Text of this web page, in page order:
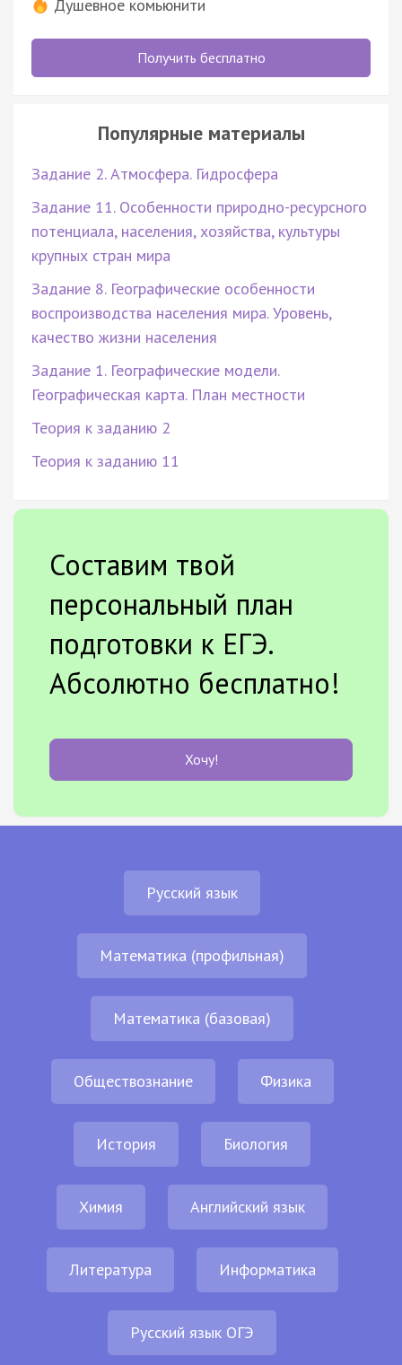
Душевное комьюнити
Получить бесплатно
Популярные материалы
Задание 2. Атмосфера. Гидросфера
Задание 11. Особенности природно-ресурсного
потенциала, населения, хозяйства, культуры
крупных стран мира
Задание 8. Географические особенности
воспроизводства населения мира. Уровень,
качество жизни населения
Задание 1. Географические модели.
Географическая карта. План местности
Теория к заданию 2
Теория к заданию 11
Составим твой
персональный план
подготовки к ЕГЭ.
Абсолютно бесплатно!
Хочу!
Русский язык
Математика (профильная)
Математика (базовая)
Обществознание Физика
История Биология
Химия Английский язык
Литература Информатика
Русский язык ОГЭ